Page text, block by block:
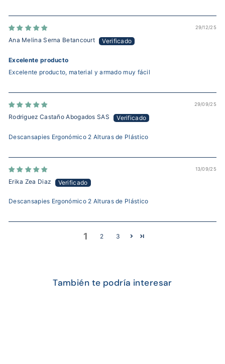
29/12/25
Ana Melina Serna Betancourt
Excelente producto
Excelente producto, material y armado muy fácil
29/09/25
Rodriguez Castaño Abogados SAS
Descansapies Ergonómico 2 Alturas de Plástico
13/09/25
Erika Zea Diaz
Descansapies Ergonómico 2 Alturas de Plástico
1 2 3
También te podría interesar